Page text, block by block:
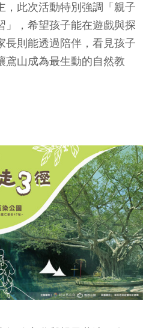
，此次活動特別強調「親子
」，希望孩子能在遊戲與探
長則能透過陪伴，看見孩子
鳶山成為最生動的自然教